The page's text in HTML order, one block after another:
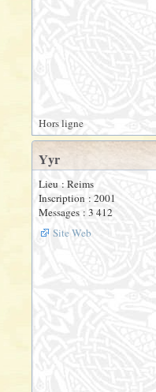
Hors ligne
Yyr
Lieu : Reims
Inscription : 2001
Messages : 3 412
Site Web